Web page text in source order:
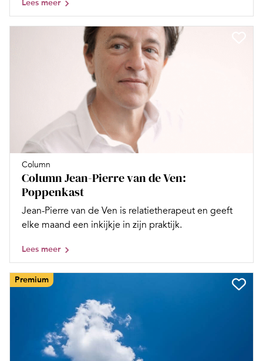
Lees meer
Column
Column Jean-Pierre van de Ven:
Poppenkast
Jean-Pierre van de Ven is relatietherapeut en geeft
elke maand een inkijkje in zijn praktijk.
Lees meer
Premium